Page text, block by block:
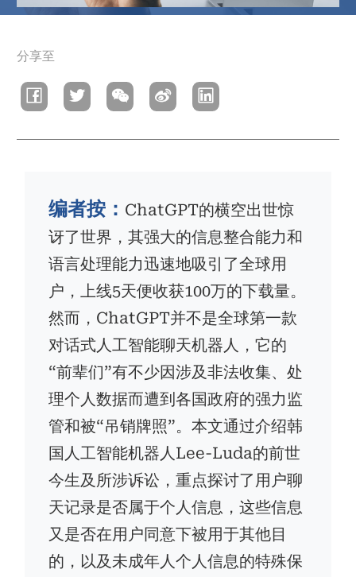
包
屑
分享至
编者按： ChatGPT的横空出世惊
讶了世界，其强大的信息整合能力和
语言处理能力迅速地吸引了全球用
户，上线5天便收获100万的下载量。
然而，ChatGPT并不是全球第一款
对话式人工智能聊天机器人，它的
“前辈们”有不少因涉及非法收集、处
理个人数据而遭到各国政府的强力监
管和被“吊销牌照”。本文通过介绍韩
国人工智能机器人Lee-Luda的前世
今生及所涉诉讼，重点探讨了用户聊
天记录是否属于个人信息，这些信息
又是否在用户同意下被用于其他目
的，以及未成年人个人信息的特殊保